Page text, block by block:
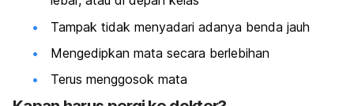
Tampak tidak menyadari adanya benda jauh
Mengedipkan mata secara berlebihan
Terus menggosok mata